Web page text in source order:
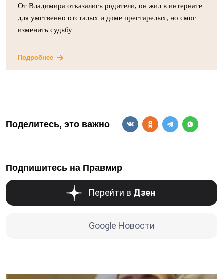
От Владимира отказались родители, он жил в интернате
для умственно отсталых и доме престарелых, но смог
изменить судьбу
Подробнее
Поделитесь, это важно
Подпишитесь на Правмир
Перейти в Дзен
Google Новости